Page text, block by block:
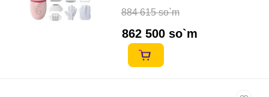
884 615 so`m
862 500 so`m